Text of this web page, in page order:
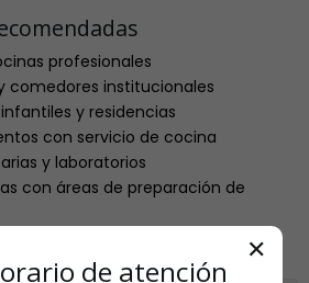
profesionales
comedores institucionales
y residencias
con servicio de cocina
y laboratorios
con áreas de preparación de
✕
de atención